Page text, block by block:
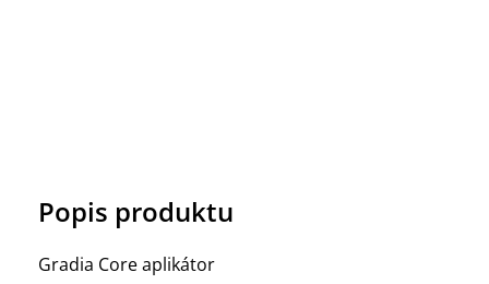
Popis produktu
Gradia Core aplikátor